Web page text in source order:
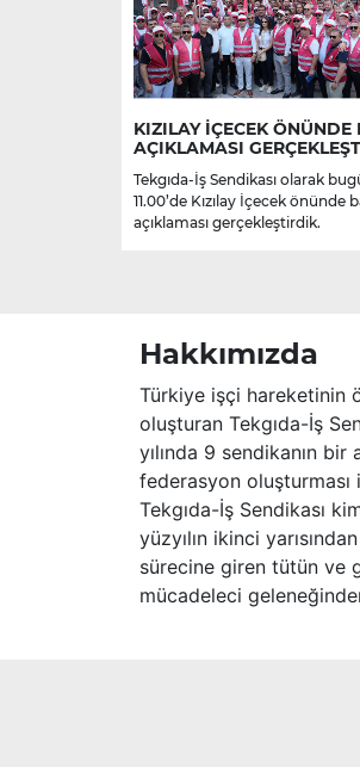
KIZILAY İÇECEK ÖNÜNDE
AÇIKLAMASI
Tekgıda-İş Sendikası olarak
11.00’de Kızılay İçecek önünde
açıklaması gerçekleştirdik.
Hakkımızda
Türkiye işçi hareketinin
oluşturan Tekgıda-İş
yılında 9 sendikanın
federasyon oluşturması
Tekgıda-İş Sendikası
yüzyılın ikinci
sürecine giren tütün ve
mücadeleci